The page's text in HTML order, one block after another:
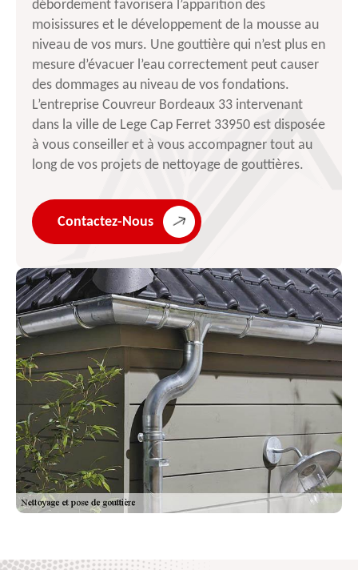
débordement favorisera l’apparition des
moisissures et le développement de la mousse au
niveau de vos murs. Une gouttière qui n’est plus en
mesure d’évacuer l’eau correctement peut causer
des dommages au niveau de vos fondations.
L’entreprise Couvreur Bordeaux 33 intervenant
dans la ville de Lege Cap Ferret 33950 est disposée
à vous conseiller et à vous accompagner tout au
long de vos projets de nettoyage de gouttières.
Contactez-Nous